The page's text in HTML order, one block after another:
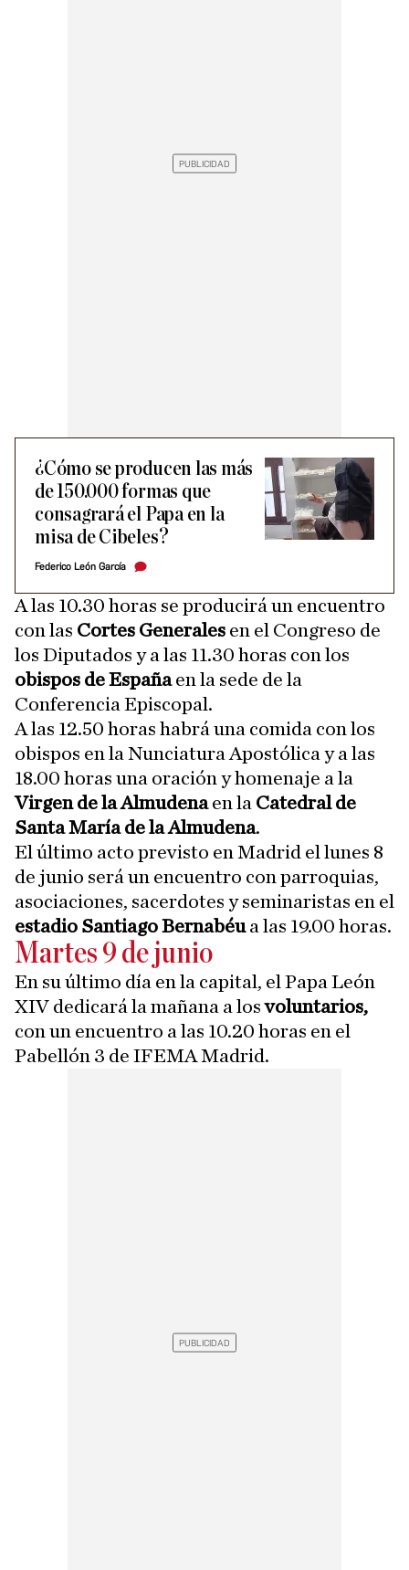
¿Cómo se producen las más
de 150.000 formas que
consagrará el Papa en la
misa de Cibeles?
Federico León García
A las 10.30 horas se producirá un encuentro
con las Cortes Generales en el Congreso de
los Diputados y a las 11.30 horas con los
obispos de Españaen la sede de la
Conferencia Episcopal.
A las 12.50 horas habrá una comida con los
obispos en la Nunciatura Apostólica y a las
18.00 horas una oración y homenaje a la
Virgen de la Almudenaen la Catedral de
Santa María de la Almudena.
El último acto previsto en Madrid el lunes 8
de junio será un encuentro con parroquias,
asociaciones, sacerdotes y seminaristas en el
estadio Santiago Bernabéua las 19.00 horas.
Martes 9 de junio
En su último día en la capital, el Papa León
XIV dedicará la mañana a losvoluntarios,
con un encuentro a las 10.20 horas en el
Pabellón 3 de IFEMA Madrid.